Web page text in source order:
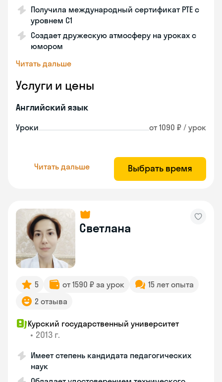
Получила международный сертификат PTE с
уровнем C1
Создает дружескую атмосферу на уроках с
юмором
Читать дальше
Услуги и цены
Английский язык
Уроки от 1090 ₽ / урок
Читать дальше Выбрать время
Светлана
5 от 1590 ₽ за урок
15 лет опыта
2 отзыва
Курский государственный университет
• 2013 г.
Имеет степень кандидата педагогических
наук